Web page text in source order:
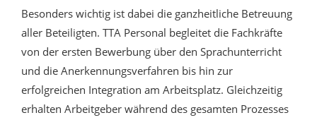
Besonders wichtig ist dabei die ganzheitliche Betreuung
aller Beteiligten. TTA Personal begleitet die Fachkräfte
von der ersten Bewerbung über den Sprachunterricht
und die Anerkennungsverfahren bis hin zur
erfolgreichen Integration am Arbeitsplatz. Gleichzeitig
erhalten Arbeitgeber während des gesamten Prozesses